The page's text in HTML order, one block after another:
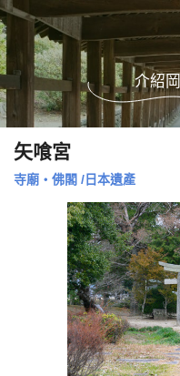
介紹
矢喰宮
寺廟・佛閣 /日本遺產